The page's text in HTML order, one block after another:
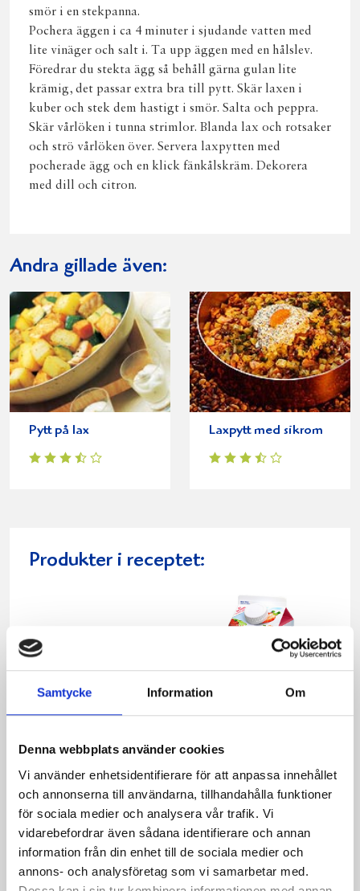
Samtycke Information Om
Denna webbplats använder cookies
Vi använder enhetsidentifierare för att anpassa innehållet
och annonserna till användarna, tillhandahålla funktioner
för sociala medier och analysera vår trafik. Vi
vidarebefordrar även sådana identifierare och annan
information från din enhet till de sociala medier och
annons- och analysföretag som vi samarbetar med.
smör i en stekpanna.
Pochera äggen i ca 4 minuter i sjudande vatten med
lite vinäger och salt i. Ta upp äggen med en hålslev.
Föredrar du stekta ägg så behåll gärna gulan lite
krämig, det passar extra bra till pytt. Skär laxen i
kuber och stek dem hastigt i smör. Salta och peppra.
Skär vårlöken i tunna strimlor. Blanda lax och rotsaker
och strö vårlöken över. Servera laxpytten med
pocherade ägg och en klick fänkålskräm. Dekorera
med dill och citron.
Andra gillade även:
Pytt på lax Laxpytt med sikrom
Produkter i receptet:
Mellanmjölk
1,5% laktosfri 3dl
Jordgubbsfil 2,7%
1000g